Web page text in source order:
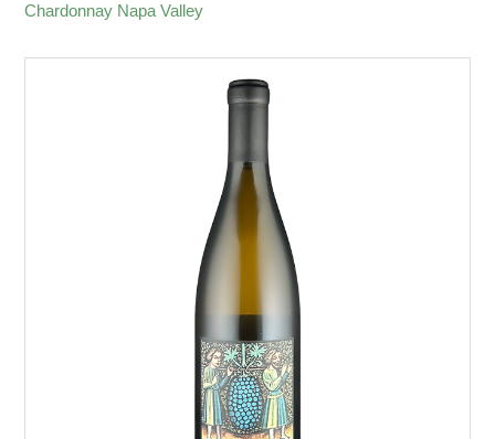
Chardonnay Napa Valley